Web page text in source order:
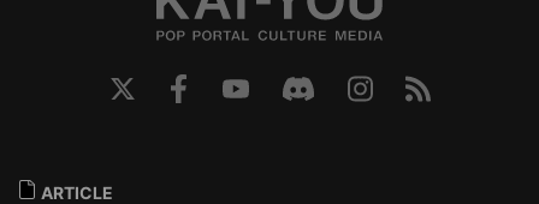
ARTICLE